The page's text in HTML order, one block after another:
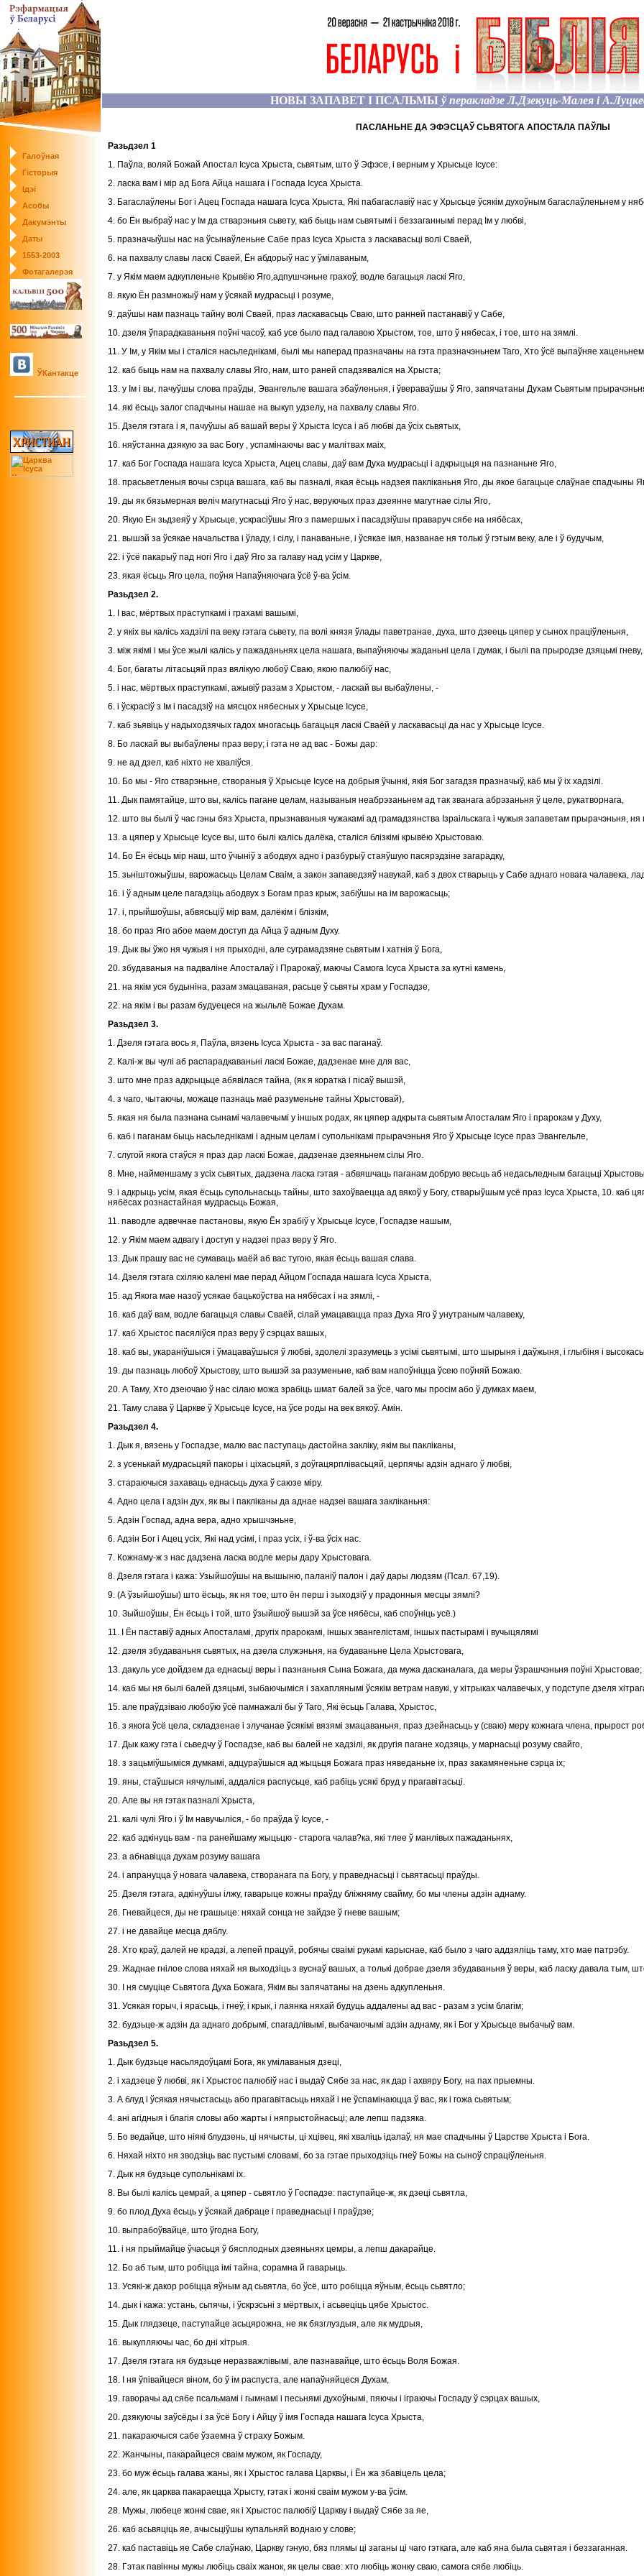
Галоўная
Гісторыя
Ідэі
Асобы
Дакумэнты
Даты
1553-2003
Фотагалерэя
ЎКантакце
НОВЫ ЗАПАВЕТ І ПСАЛЬМЫ ў перакладзе Л.Дзекуць-Малея і
ПАСЛАНЬНЕ ДА ЭФЭСЦАЎ СЬВЯТОГА АПОСТАЛА ПАЎЛЫ
Разьдзел 1
1. Паўла, воляй Божай Апостал Ісуса Хрыста, сьвятым, што ў Эфэсе, і верным у Хрысьце Ісусе:
2. ласка вам і мір ад Бога Айца нашага і Госпада Ісуса Хрыста.
3. Багаслаўлены Бог і Ацец Госпада нашага Ісуса Хрыста, Які пабагаславіў нас у Хрысьце ўсякім духоўным багаслаўленьнем у
4. бо Ён выбраў нас у Ім да стварэньня сьвету, каб быць нам сьвятымі і беззаганнымі перад Ім у любві,
5. празначыўшы нас на ўсынаўленьне Сабе праз Ісуса Хрыста з ласкавасьці волі Сваей,
6. на пахвалу славы ласкі Сваей, Ён абдорыў нас у ўмілаваным,
7. у Якім маем адкупленьне Крывёю Яго,адпушчэньне грахоў, водле багацьця ласкі Яго,
8. якую Ён размножыў нам у ўсякай мудрасьці і розуме,
9. даўшы нам пазнаць тайну волі Сваей, праз ласкавасьць Сваю, што ранней пастанавіў у Сабе,
10. дзеля ўпарадкаваньня поўні часоў, каб усе было пад галавою Хрыстом, тое, што ў нябесах, і тое, што на зямлі.
11. У Ім, у Якім мы і сталіся насьледнікамі, былі мы наперад празначаны на гэта празначэньнем Таго, Хто ўсё выпаўняе
12. каб быць нам на пахвалу славы Яго, нам, што раней спадзяваліся на Хрыста;
13. у Ім і вы, пачуўшы слова праўды, Эвангельле вашага збаўленьня, і ўвераваўшы ў Яго, запячатаны Духам Сьвятым
14. які ёсьць залог спадчыны нашае на выкуп удзелу, на пахвалу славы Яго.
15. Дзеля гэтага і я, пачуўшы аб вашай веры ў Хрыста Ісуса і аб любві да ўсіх сьвятых,
16. няўстанна дзякую за вас Богу , успамінаючы вас у малітвах маіх,
17. каб Бог Госпада нашага Ісуса Хрыста, Ацец славы, даў вам Духа мудрасьці і адкрыцьця на пазнаньне Яго,
18. прасьветленыя вочы сэрца вашага, каб вы пазналі, якая ёсьць надзея пакліканьня Яго, ды якое багацьце слаўнае спадчыны
19. ды як бязьмерная веліч магутнасьці Яго ў нас, веруючых праз дзеянне магутнае сілы Яго,
20. Якую Ен зьдзеяў у Хрысьце, ускрасіўшы Яго з памершых і пасадзіўшы праваруч сябе на нябёсах,
21. вышэй за ўсякае начальства і ўладу, і сілу, і панаваньне, і ўсякае імя, названае ня толькі ў гэтым веку, але і ў будучым,
22. і ўсё пакарыў пад ногі Яго і даў Яго за галаву над усім у Царкве,
23. якая ёсьць Яго цела, поўня Напаўняючага ўсё ў-ва ўсім.
Разьдзел 2.
1. I вас, мёртвых праступкамі і грахамі вашымі,
2. у якіх вы калісь хадзілі па веку гэтага сьвету, па волі князя ўлады паветранае, духа, што дзеець цяпер у сынох праціўленьня,
3. між якімі і мы ўсе жылі калісь у пажаданьнях цела нашага, выпаўняючы жаданьні цела і думак, і былі па прыродзе дзяцьмі гневу,
4. Бог, багаты літасьцяй праз вялікую любоў Сваю, якою палюбіў нас,
5. і нас, мёртвых праступкамі, ажывіў разам з Хрыстом, - ласкай вы выбаўлены, -
6. і ўскрасіў з Ім і пасадзіў на мясцох нябесных у Хрысьце Ісусе,
7. каб зьявіць у надыходзячых гадох многасьць багацьця ласкі Сваёй у ласкавасьці да нас у Хрысьце Ісусе.
8. Бо ласкай вы выбаўлены праз веру; і гэта не ад вас - Божы дар:
9. не ад дзел, каб ніхто не хваліўся.
10. Бо мы - Яго стварэньне, створаныя ў Хрысьце Ісусе на добрыя ўчынкі, якія Бог загадзя празначыў, каб мы ў іх хадзілі.
11. Дык памятайце, што вы, калісь пагане целам, называныя неабрэзаньнем ад так званага абрэзаньня ў целе, рукатворнага,
12. што вы былі ў час гэны бяз Хрыста, прызнаваныя чужакамі ад грамадзянства Ізраільскага і чужыя запаветам прырачэньня, ня
13. а цяпер у Хрысьце Ісусе вы, што былі калісь далёка, сталіся блізкімі крывёю Хрыстоваю.
14. Бо Ён ёсьць мір наш, што ўчыніў з абодвух адно і разбурыў стаяўшую пасярэдзіне загарадку,
15. зьніштожыўшы, варожасьць Целам Сваім, а закон запаведзяў навукай, каб з двох стварыць у Сабе аднаго новага чалавека,
16. і ў адным целе пагадзіць абодвух з Богам праз крыж, забіўшы на ім варожасьць;
17. і, прыйшоўшы, абвясьціў мір вам, далёкім і блізкім,
18. бо праз Яго абое маем доступ да Айца ў адным Духу.
19. Дык вы ўжо ня чужыя і ня прыходні, але суграмадзяне сьвятым і хатнія ў Бога,
20. збудаваныя на падваліне Апосталаў і Прарокаў, маючы Самога Ісуса Хрыста за кутні камень,
21. на якім уся будыніна, разам змацаваная, расьце ў сьвяты храм у Госпадзе,
22. на якім і вы разам будуецеся на жыльлё Божае Духам.
Разьдзел 3.
1. Дзеля гэтага вось я, Паўла, вязень Ісуса Хрыста - за вас паганаў.
2. Калі-ж вы чулі аб распарадкаваньні ласкі Божае, дадзенае мне для вас,
3. што мне праз адкрыцьце абявілася тайна, (як я коратка і пісаў вышэй,
4. з чаго, чытаючы, можаце пазнаць маё разуменьне тайны Хрыстовай),
5. якая ня была пазнана сынамі чалавечымі у іншых родах, як цяпер адкрыта сьвятым Апосталам Яго і прарокам у Духу,
6. каб і паганам быць насьледнікамі і адным целам і супольнікамі прырачэньня Яго ў Хрысьце Ісусе праз Эвангельле,
7. слугой якога стаўся я праз дар ласкі Божае, дадзенае дзеяньнем сілы Яго.
8. Мне, найменшаму з усіх сьвятых, дадзена ласка гэтая - абвяшчаць паганам добрую весьць аб недасьледным багацьці
9. і адкрыць усім, якая ёсьць супольнасьць тайны, што захоўваецца ад вякоў у Богу, стварыўшым усё праз Ісуса Хрыста, 10. каб
нябёсах рознастайная мудрасьць Божая,
11. паводле адвечнае пастановы, якую Ён зрабіў у Хрысьце Ісусе, Госпадзе нашым,
12. у Якім маем адвагу і доступ у надзеі праз веру ў Яго.
13. Дык прашу вас не сумаваць маёй аб вас тугою, якая ёсьць вашая слава.
14. Дзеля гэтага схіляю калені мае перад Айцом Госпада нашага Ісуса Хрыста,
15. ад Якога мае назоў усякае бацькоўства на нябёсах і на зямлі, -
16. каб даў вам, водле багацьця славы Сваёй, сілай умацавацца праз Духа Яго ў унутраным чалавеку,
17. каб Хрыстос пасяліўся праз веру ў сэрцах вашых,
18. каб вы, укараніўшыся і ўмацаваўшыся ў любві, здолелі зразумець з усімі сьвятымі, што шырыня і даўжыня, і глыбіня і
19. ды пазнаць любоў Хрыстову, што вышэй за разуменьне, каб вам напоўніцца ўсею поўняй Божаю.
20. А Таму, Хто дзеючаю ў нас сілаю можа зрабіць шмат балей за ўсё, чаго мы просім або ў думках маем,
21. Таму слава ў Царкве ў Хрысьце Ісусе, на ўсе роды на век вякоў. Амін.
Разьдзел 4.
1. Дык я, вязень у Госпадзе, малю вас паступаць дастойна закліку, якім вы пакліканы,
2. з усенькай мудрасьцяй пакоры і ціхасьцяй, з доўгацярплівасьцяй, церпячы адзін аднаго ў любві,
3. стараючыся захаваць еднасьць духа ў саюзе міру.
4. Адно цела і адзін дух, як вы і пакліканы да аднае надзеі вашага закліканьня:
5. Адзін Госпад, адна вера, адно хрышчэньне,
6. Адзін Бог і Ацец усіх, Які над усімі, і праз усіх, і ў-ва ўсіх нас.
7. Кожнаму-ж з нас дадзена ласка водле меры дару Хрыстовага.
8. Дзеля гэтага і кажа: Узыйшоўшы на вышыню, паланіў палон і даў дары людзям (Псал. 67,19).
9. (А ўзыйшоўшы) што ёсьць, як ня тое, што ён перш і зыходзіў у прадонныя месцы зямлі?
10. Зыйшоўшы, Ён ёсьць і той, што ўзыйшоў вышэй за ўсе нябёсы, каб споўніць усё.)
11. I Ён паставіў адных Апосталамі, другіх прарокамі, іншых эвангелістамі, іншых пастырамі і вучыцялямі
12. дзеля збудаваньня сьвятых, на дзела служэньня, на будаваньне Цела Хрыстовага,
13. дакуль усе дойдзем да еднасьці веры і пазнаньня Сына Божага, да мужа дасканалага, да меры ўзрашчэньня поўні Хрыстовае;
14. каб мы ня былі балей дзяцьмі, зыбаючыміся і захаплянымі ўсякім ветрам навукі, у хітрыках чалавечых, у подступе дзеля
15. але праўдзіваю любоўю ўсё памнажалі бы ў Таго, Які ёсьць Галава, Хрыстос,
16. з якога ўсё цела, складзенае і злучанае ўсякімі вязямі змацаваньня, праз дзейнасьць у (сваю) меру кожнага члена, прырост
17. Дык кажу гэта і сьведчу ў Госпадзе, каб вы балей не хадзілі, як другія пагане ходзяць, у марнасьці розуму свайго,
18. з зацьміўшыміся думкамі, адцураўшыся ад жыцьця Божага праз няведаньне іх, праз закамяненьне сэрца іх;
19. яны, стаўшыся нячулымі, аддаліся распусьце, каб рабіць усякі бруд у прагавітасьці.
20. Але вы ня гэтак пазналі Хрыста,
21. калі чулі Яго і ў Ім навучыліся, - бо праўда ў Ісусе, -
22. каб адкінуць вам - па ранейшаму жыцьцю - старога чалав?ка, які тлее ў манлівых пажаданьнях,
23. а абнавіцца духам розуму вашага
24. і апрануцца ў новага чалавека, створанага па Богу, у праведнасьці і сьвятасьці праўды.
25. Дзеля гэтага, адкінуўшы ілжу, гаварыце кожны праўду бліжняму свайму, бо мы члены адзін аднаму.
26. Гневайцеся, ды не грашыце: няхай сонца не зайдзе ў гневе вашым;
27. і не давайце месца дяблу.
28. Хто краў, далей не крадзі, а лепей працуй, робячы сваімі рукамі карыснае, каб было з чаго аддзяліць таму, хто мае патрэбу.
29. Жаднае гнілое слова няхай ня выходзіць з вуснаў вашых, а толькі добрае дзеля збудаваньня ў веры, каб ласку давала тым,
30. I ня смуціце Сьвятога Духа Божага, Якім вы запячатаны на дзень адкупленьня.
31. Усякая горыч, і ярасьць, і гнеў, і крык, і лаянка няхай будуць аддалены ад вас - разам з усім благім;
32. будзьце-ж адзін да аднаго добрымі, спагадлівымі, выбачаючымі адзін аднаму, як і Бог у Хрысьце выбачыў вам.
Разьдзел 5.
1. Дык будзьце насьлядоўцамі Бога, як умілаваныя дзеці,
2. і хадзеце ў любві, як і Хрыстос палюбіў нас і выдаў Сябе за нас, як дар і ахвяру Богу, на пах прыемны.
3. А блуд і ўсякая нячыстасьць або прагавітасьць няхай і не ўспамінаюцца ў вас, як і гожа сьвятым;
4. ані агідныя і благія словы або жарты і няпрыстойнасьці; але лепш падзяка.
5. Бо ведайце, што ніякі блудзень, ці нячысты, ці хцівец, які хваліць ідалаў, ня мае спадчыны ў Царстве Хрыста і Бога.
6. Няхай ніхто ня зводзіць вас пустымі словамі, бо за гэтае прыходзіць гнеў Божы на сыноў спраціўленьня.
7. Дык ня будзьце супольнікамі іх.
8. Вы былі калісь цемрай, а цяпер - сьвятло ў Госпадзе: паступайце-ж, як дзеці сьвятла,
9. бо плод Духа ёсьць у ўсякай дабраце і праведнасьці і праўдзе;
10. выпрабоўвайце, што ўгодна Богу,
11. і ня прыймайце ўчасьця ў бясплодных дзеяньнях цемры, а лепш дакарайце.
12. Бо аб тым, што робіцца імі тайна, сорамна й гаварыць.
13. Усякі-ж дакор робіцца яўным ад сьвятла, бо ўсё, што робіцца яўным, ёсьць сьвятло;
14. дык і кажа: устань, сьпячы, і ўскрэсьні з мёртвых, і асьвеціць цябе Хрыстос.
15. Дык глядзеце, паступайце асьцярожна, не як бязглуздыя, але як мудрыя,
16. выкупляючы час, бо дні хітрыя.
17. Дзеля гэтага ня будзьце неразважлівымі, але пазнавайце, што ёсьць Воля Божая.
18. I ня ўпівайцеся віном, бо ў ім распуста, але напаўняйцеся Духам,
19. гаворачы ад сябе псальмамі і гымнамі і песьнямі духоўнымі, пяючы і іграючы Госпаду ў сэрцах вашых,
20. дзякуючы заўсёды і за ўсё Богу і Айцу ў імя Госпада нашага Ісуса Хрыста,
21. пакараючыся сабе ўзаемна ў страху Божым.
22. Жанчыны, пакарайцеся сваім мужом, як Госпаду,
23. бо муж ёсьць галава жаны, як і Хрыстос галава Царквы, і Ён жа збавіцель цела;
24. але, як царква пакараецца Хрысту, гэтак і жонкі сваім мужом у-ва ўсім.
28. Мужы, любеце жонкі свае, як і Хрыстос палюбіў Царкву і выдаў Сябе за яе,
26. каб асьвяціць яе, ачысьціўшы купальняй воднаю у слове;
27. каб паставіць яе Сабе слаўнаю, Царкву гэную, бяз плямы ці заганы ці чаго гэткага, але каб яна была сьвятая і беззаганная.
28. Гэтак павінны мужы любіць сваіх жанок, як целы свае: хто любіць жонку сваю, самога сябе любіць.